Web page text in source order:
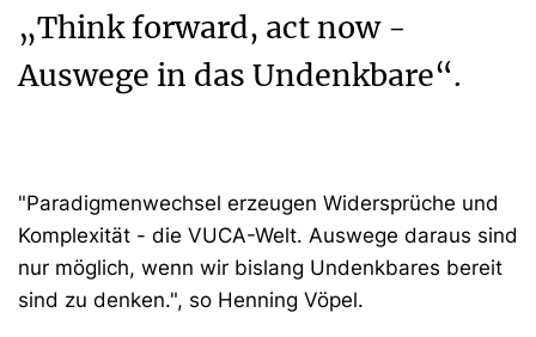
„Think forward, act now -
Auswege in das Undenkbare“.
"Paradigmenwechsel erzeugen Widersprüche und
Komplexität - die VUCA-Welt. Auswege daraus sind
nur möglich, wenn wir bislang Undenkbares bereit
sind zu denken.", so Henning Vöpel.